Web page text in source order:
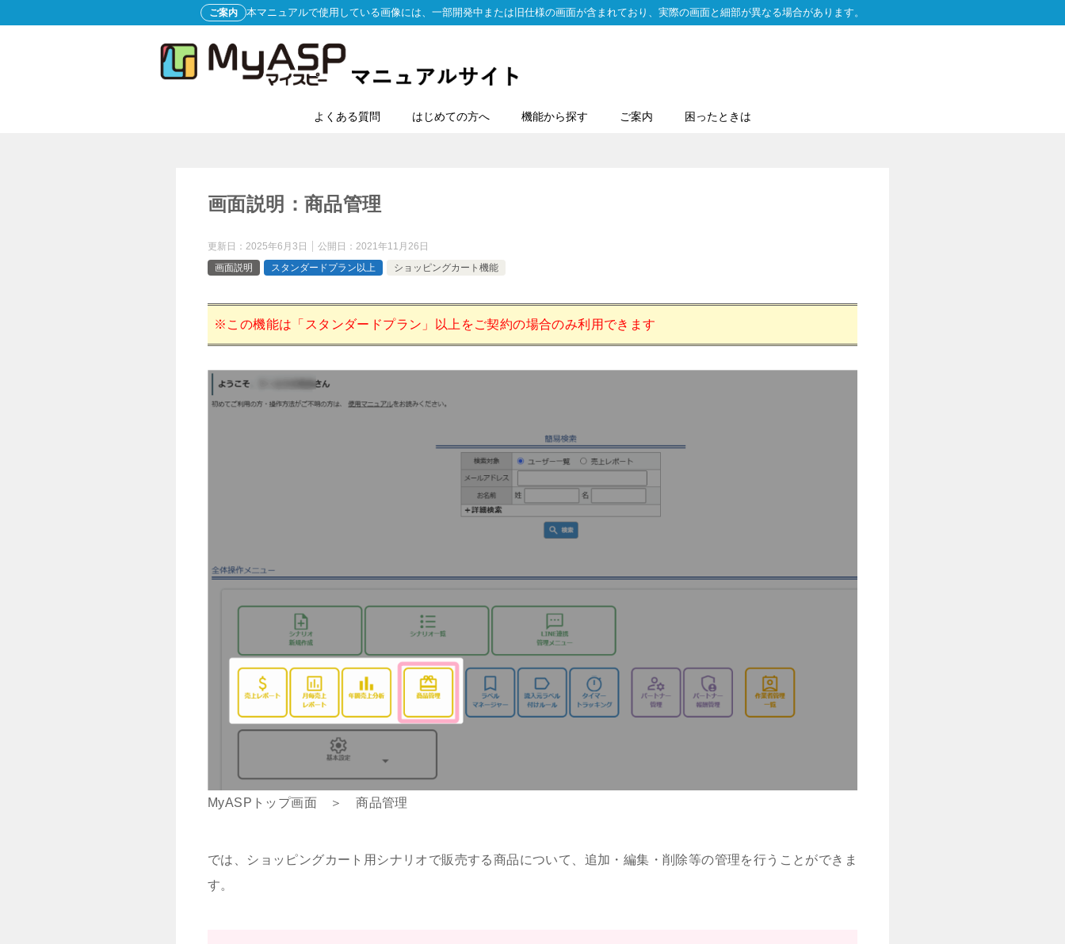
ご案内 本マニュアルで使用している画像には、一部開発中または旧仕様の画面が含まれており、実際の画面と細部が異なる場合があります。
よくある質問 はじめての方へ 機能から探す ご案内 困ったときは
画面説明：商品管理
更新日： 2025年6月3日 公開日： 2021年11月26日
画面説明
スタンダードプラン以上 ショッピングカート機能
※この機能は「スタンダードプラン」以上をご契約の場合のみ利用できます
MyASPトップ画面 ＞ 商品管理
では、ショッピングカート用シナリオで販売する商品について、追加・編集・削除等の管理を行うことができま
す。